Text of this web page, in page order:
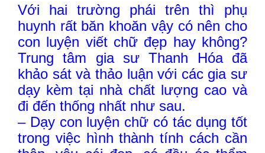
Với hai trường phái trên thì phụ
huynh rất băn khoăn vậy có nên cho
con luyện viết chữ đẹp hay không?
Trung tâm gia sư Thanh Hóa đã
khảo sát và thảo luận với các gia sư
dạy kèm tại nhà chất lượng cao và
đi đến thống nhất như sau.
– Dạy con luyện chữ có tác dụng tốt
trong việc hình thành tính cách cần